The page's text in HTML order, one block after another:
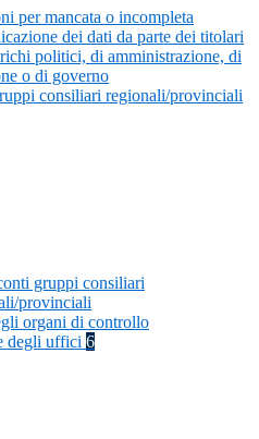
per mancata o incompleta
dei dati da parte dei titolari
politici, di amministrazione, di
o di governo
consiliari regionali/provinciali
gruppi consiliari
provinciali
organi di controllo
degli uffici 6